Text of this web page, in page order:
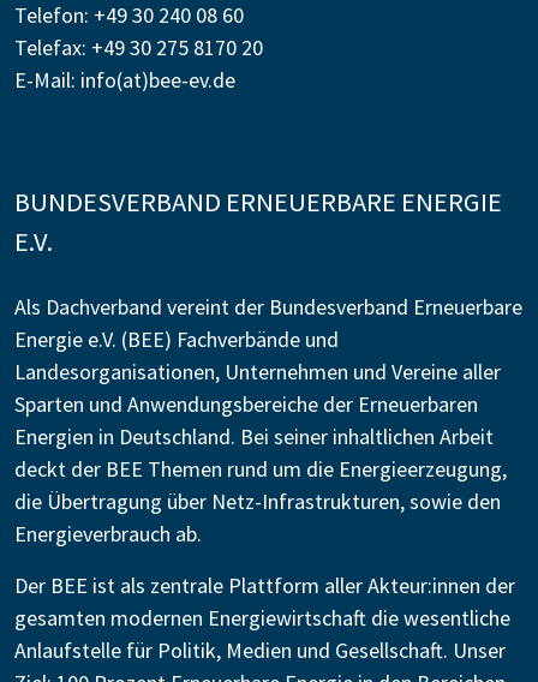
Telefon: +49 30 240 08 60
Telefax: +49 30 275 8170 20
E-Mail: info(at)bee-ev.de
BUNDESVERBAND ERNEUERBARE ENERGIE
E.V.
Als Dachverband vereint der Bundesverband Erneuerbare
Energie e.V. (BEE) Fachverbände und
Landesorganisationen, Unternehmen und Vereine aller
Sparten und Anwendungsbereiche der Erneuerbaren
Energien in Deutschland. Bei seiner inhaltlichen Arbeit
deckt der BEE Themen rund um die Energieerzeugung,
die Übertragung über Netz-Infrastrukturen, sowie den
Energieverbrauch ab.
Der BEE ist als zentrale Plattform aller Akteur:innen der
gesamten modernen Energiewirtschaft die wesentliche
Anlaufstelle für Politik, Medien und Gesellschaft. Unser